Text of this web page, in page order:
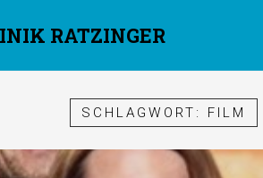
RATZINGER
SCHLAGWORT: FILM